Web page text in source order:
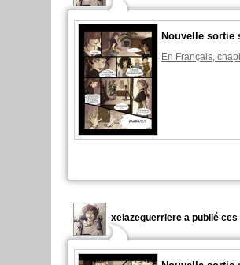
Nouvelle sortie
En Français,
xelazeguerriere a publié ces